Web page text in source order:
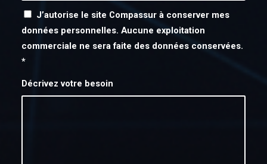
J’autorise le site Compassur à conserver mes
données personnelles. Aucune exploitation
commerciale ne sera faite des données conservées.
*
Décrivez votre besoin